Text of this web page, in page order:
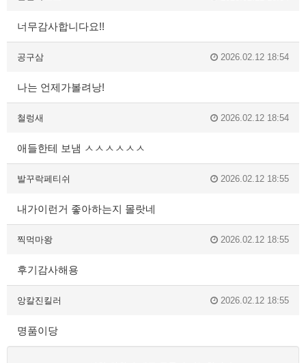
너무감사합니다요!!
공구삼 2026.02.12 18:54
나는 언제가볼려낭!
철렁새 2026.02.12 18:54
애들한테 보냄 ㅅㅅㅅㅅㅅㅅ
발꾸락페티쉬 2026.02.12 18:55
내가이런거 좋아하는지 몰랏네
찍먹마왕 2026.02.12 18:55
후기감사해용
앙칼진킬러 2026.02.12 18:55
명품이당